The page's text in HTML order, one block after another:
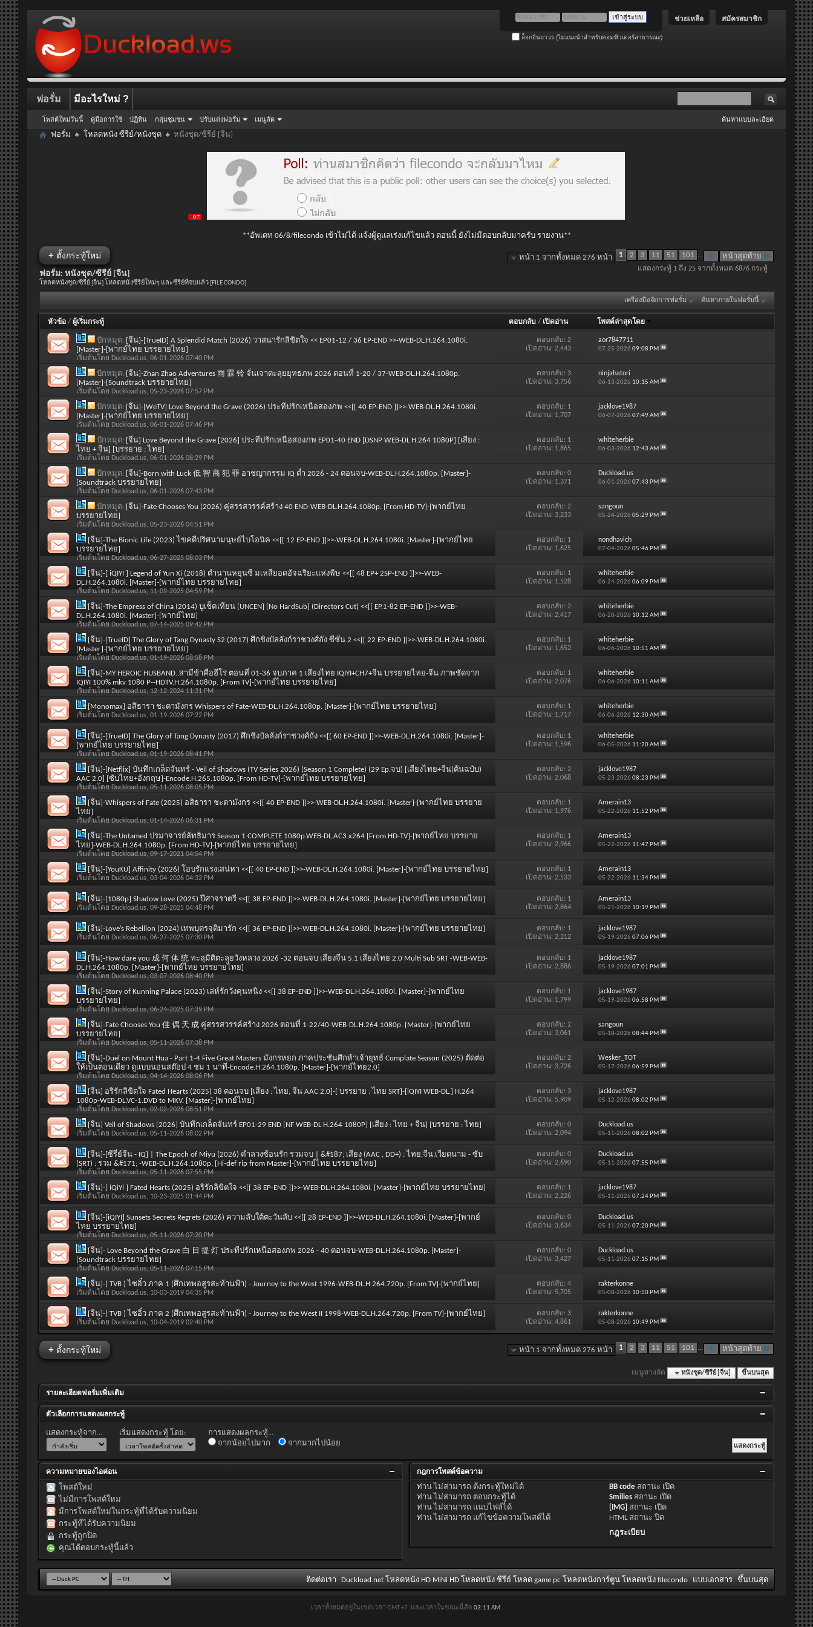
สมัครสมาชิก
ช่วยเหลือ
ล็อกอินถาวร (ไม่แนะนำสำหรับคอมพิวเตอร์สาธารณะ)
ฟอรั่ม
โพสต์ใหม่วันนี้ คู่มือการใช้ ปฏิทิน กลุ่มชุมชน ปรับแต่งฟอรั่ม เมนูลัด
มีอะไรใหม่ ?
ค้นหาแบบละเอียด
ฟอรั่ม โหลดหนัง ซีรีย์/หนังชุด หนังชุด/ซีรีย์ [จีน]
**อัพเดท 06/8/filecondo เข้าไม่ได้ แจ้งผู้ดูแลเร่งแก้ไขแล้ว ตอนนี้ ยังไม่มีตอบกลับมาครับ รายงาน**
+ ตั้งกระทู้ใหม่ หน้า 1 จากทั้งหมด 276 หน้า 1 2 3 11 51 101 ... หน้าสุดท้าย
แสดงกระทู้ 1 ถึง 25 จากทั้งหมด 6876 กระทู้
ฟอรั่ม: หนังชุด/ซีรีย์ [จีน]
โหลดหนังชุด/ซีรีย์ [จีน] โหลดหนังซีรีย์ใหม่ๆ และซีรีย์ที่จบแล้ว [FILE CONDO]
เครื่องมือจัดการฟอรั่ม ค้นหาภายในฟอรั่มนี้
หัวข้อ / ผู้เริ่มกระทู้ ตอบกลับ / เปิดอ่าน โพสต์ล่าสุดโดย
ปักหมุด: [จีน]-[TrueID] A Splendid Match (2026) วาสนารักลิขิตใจ << EP01-12 / 36 EP-END >>-WEB-DL.H.264.1080i.
[Master]-[พากย์ไทย บรรยายไทย]
เริ่มต้นโดย Duckload.us, 06-01-2026 07:40 PM
ตอบกลับ:2
เปิดอ่าน: 2,443
aor7847711
07-25-2026 09:08 PM
ปักหมุด: [จีน]-Zhan Zhao Adventures 雨 霖 铃 จั่นเจาตะลุยยุทธภพ 2026 ตอนที่ 1-20 / 37-WEB-DL.H.264.1080p.
[Master]-[Soundtrack บรรยายไทย]
เริ่มต้นโดย Duckload.us, 05-23-2026 07:57 PM
ตอบกลับ: 3
เปิดอ่าน: 3,756
ninjahatori
06-13-2026 10:15 AM
ปักหมุด: [จีน]-[WeTV] Love Beyond the Grave (2026) ประทีปรักเหนือสองภพ <<[[ 40 EP-END ]]>>-WEB-DL.H.264.1080i.
[Master]-[พากย์ไทย บรรยายไทย]
เริ่มต้นโดย Duckload.us, 06-01-2026 07:46 PM
ตอบกลับ: 1
เปิดอ่าน: 1,707
jacklove1987
06-07-2026 07:49 AM
ปักหมุด: [จีน] Love Beyond the Grave [2026] ประทีปรักเหนือสองภพ EP01-40 END [DSNP WEB-DL H.264 1080P] [เสียง :
ไทย + จีน] [บรรยาย : ไทย]
เริ่มต้นโดย Duckload.us, 06-01-2026 08:29 PM
ตอบกลับ: 1
เปิดอ่าน: 1,865
whiteherbie
06-03-2026 12:43 AM
ปักหมุด: [จีน]-Born with Luck 低 智 商 犯 罪 อาชญากรรม IQ ต่ำ 2026 - 24 ตอนจบ-WEB-DL.H.264.1080p. [Master]-
[Soundtrack บรรยายไทย]
เริ่มต้นโดย Duckload.us, 06-01-2026 07:43 PM
ตอบกลับ:0
เปิดอ่าน: 1,371
Duckload.us
06-01-2026 07:43 PM
ปักหมุด: [จีน]-Fate Chooses You (2026) คู่สรรสวรรค์สร้าง 40 END-WEB-DL.H.264.1080p. [From HD-TV]-[พากย์ไทย
บรรยายไทย]
เริ่มต้นโดย Duckload.us, 05-23-2026 04:51 PM
ตอบกลับ:2
เปิดอ่าน: 3,233
sangoun
05-24-2026 05:29 PM
[จีน]-The Bionic Life (2023) ไขคดีปริศนามนุษย์ไบโอนิค <<[[ 12 EP-END ]]>>-WEB-DL.H.264.1080i. [Master]-[พากย์ไทย
บรรยายไทย]
เริ่มต้นโดย Duckload.us, 06-27-2025 08:03 PM
ตอบกลับ: 1
เปิดอ่าน: 1,625
nondhavich
07-04-2026 05:46 PM
[จีน]-[ iQIYI ] Legend of Yun Xi (2018) ตำนานหยุนซี มเหสียอดอัจฉริยะแห่งพิษ <<[[ 48 EP+ 2SP-END ]]>>-WEB-
DL.H.264.1080i. [Master]-[พากย์ไทย บรรยายไทย]
เริ่มต้นโดย Duckload.us, 11-09-2025 04:59 PM
ตอบกลับ: 1
เปิดอ่าน: 1,528
whiteherbie
06-24-2026 06:09 PM
[จีน]-The Empress of China (2014) บูเช็คเทียน [UNCEN] [No HardSub] (Directors Cut) <<[[ EP.1-82 EP-END ]]>>-WEB-
DL.H.264.1080i. [Master]-[พากย์ไทย]
เริ่มต้นโดย Duckload.us, 07-14-2025 09:42 PM
ตอบกลับ:2
เปิดอ่าน: 2,417
whiteherbie
06-20-2026 10:12 AM
[จีน]-[TrueID] The Glory of Tang Dynasty S2 (2017) ศึกชิงบัลลังก์ราชวงศ์ถัง ซีซั่น 2 <<[[ 22 EP-END ]]>>-WEB-DL.H.264.1080i.
[Master]-[พากย์ไทย บรรยายไทย]
เริ่มต้นโดย Duckload.us, 01-19-2026 08:58 PM
ตอบกลับ: 1
เปิดอ่าน: 1,652
whiteherbie
06-06-2026 10:51 AM
[จีน]-MY HEROIC HUSBAND..สามีข้าคือฮีโร่ ตอนที่ 01-36 จบภาค 1 เสียงไทย IQIYI+CH7+จีน บรรยายไทย-จีน ภาพชัดจาก
IQIYI 100% mkv 1080 P--HDTV.H.264.1080p. [From TV]-[พากย์ไทย บรรยายไทย]
เริ่มต้นโดย Duckload.us, 12-12-2024 11:31 PM
ตอบกลับ: 1
เปิดอ่าน: 2,076
whiteherbie
06-06-2026 10:11 AM
[Monomax] อสิธารา ชะตามังกร Whispers of Fate-WEB-DL.H.264.1080p. [Master]-[พากย์ไทย บรรยายไทย]
เริ่มต้นโดย Duckload.us, 01-19-2026 07:22 PM
ตอบกลับ: 1
เปิดอ่าน: 1,717
whiteherbie
06-06-2026 12:30 AM
[จีน]-[TrueID] The Glory of Tang Dynasty (2017) ศึกชิงบัลลังก์ราชวงศ์ถัง <<[[ 60 EP-END ]]>>-WEB-DL.H.264.1080i. [Master]-
[พากย์ไทย บรรยายไทย]
เริ่มต้นโดย Duckload.us, 01-19-2026 08:41 PM
ตอบกลับ: 1
เปิดอ่าน: 1,596
whiteherbie
06-05-2026 11:20 AM
[จีน]-[Netflix] บันทึกเกล็ดจันทร์ - Veil of Shadows (TV Series 2026) (Season 1 Complete) (29 Ep.จบ) [เสียงไทย+จีน(ต้นฉบับ)
AAC 2.0] [ซับไทย+อังกฤษ]-Encode.H.265.1080p. [From HD-TV]-[พากย์ไทย บรรยายไทย]
เริ่มต้นโดย Duckload.us, 05-11-2026 08:05 PM
ตอบกลับ:2
เปิดอ่าน: 2,068
jacklove1987
05-23-2026 08:23 PM
[จีน]-Whispers of Fate (2025) อสิธารา ชะตามังกร <<[[ 40 EP-END ]]>>-WEB-DL.H.264.1080i. [Master]-[พากย์ไทย บรรยาย
ไทย]
เริ่มต้นโดย Duckload.us, 01-14-2026 06:31 PM
ตอบกลับ: 1
เปิดอ่าน: 1,976
Amerain13
05-22-2026 11:52 PM
[จีน]-The Untamed ปรมาจารย์ลัทธิมาร Season 1 COMPLETE 1080p.WEB-DL.AC3.x264 [From HD-TV]-[พากย์ไทย บรรยาย
ไทย]-WEB-DL.H.264.1080p. [From HD-TV]-[พากย์ไทย บรรยายไทย]
เริ่มต้นโดย Duckload.us, 09-17-2021 04:54 PM
ตอบกลับ: 1
เปิดอ่าน: 2,966
Amerain13
05-22-2026 11:47 PM
[จีน]-[YouKU] Affinity (2026) โอบรักแรงเสน่หา <<[[ 40 EP-END ]]>>-WEB-DL.H.264.1080i. [Master]-[พากย์ไทย บรรยายไทย]
เริ่มต้นโดย Duckload.us, 03-04-2026 04:32 PM
ตอบกลับ: 1
เปิดอ่าน: 2,533
Amerain13
05-22-2026 11:34 PM
[จีน]-[1080p] Shadow Love (2025) ปีศาจราตรี <<[[ 38 EP-END ]]>>-WEB-DL.H.264.1080i. [Master]-[พากย์ไทย บรรยายไทย]
เริ่มต้นโดย Duckload.us, 09-28-2025 04:48 PM
ตอบกลับ: 1
เปิดอ่าน: 2,864
Amerain13
05-21-2026 10:19 PM
[จีน]-Love’s Rebellion (2024) เทพบุตรจุติมารัก <<[[ 36 EP-END ]]>>-WEB-DL.H.264.1080i. [Master]-[พากย์ไทย บรรยายไทย]
เริ่มต้นโดย Duckload.us, 06-27-2025 07:30 PM
ตอบกลับ: 1
เปิดอ่าน: 2,212
jacklove1987
05-19-2026 07:06 PM
[จีน]-How dare you 成 何 体 统 ทะลุมิติตะลุยวังหลวง 2026 -32 ตอนจบ เสียงจีน 5.1 เสียงไทย 2.0 Multi Sub SRT -WEB-WEB-
DL.H.264.1080p. [Master]-[พากย์ไทย บรรยายไทย]
เริ่มต้นโดย Duckload.us, 03-07-2026 08:40 PM
ตอบกลับ: 1
เปิดอ่าน: 2,886
jacklove1987
05-19-2026 07:01 PM
[จีน]-Story of Kunning Palace (2023) เล่ห์รักวังคุนหนิง <<[[ 38 EP-END ]]>>-WEB-DL.H.264.1080i. [Master]-[พากย์ไทย
บรรยายไทย]
เริ่มต้นโดย Duckload.us, 06-24-2025 07:39 PM
ตอบกลับ: 1
เปิดอ่าน: 1,799
jacklove1987
05-19-2026 06:58 PM
[จีน]-Fate Chooses You 佳 偶 天 成 คู่สรรสวรรค์สร้าง 2026 ตอนที่ 1-22/40-WEB-DL.H.264.1080p. [Master]-[พากย์ไทย
บรรยายไทย]
เริ่มต้นโดย Duckload.us, 05-11-2026 07:38 PM
ตอบกลับ:2
เปิดอ่าน: 3,061
sangoun
05-18-2026 08:44 PM
[จีน]-Duel on Mount Hua - Part 1-4 Five Great Masters มังกรหยก ภาคประชันศึกห้าเจ้ายุทธ์ Complate Season (2025) ตัดต่อ
ให้เป็นตอนเดียว ดูแบบนอนสต๊อป 4 ชม 1 นาที-Encode.H.264.1080p. [Master]-[พากย์ไทย2.0]
เริ่มต้นโดย Duckload.us, 04-14-2026 08:06 PM
ตอบกลับ:2
เปิดอ่าน: 3,726
Wesker_TOT
05-17-2026 06:59 PM
[จีน] อริรักลิขิตใจ Fated Hearts (2025) 38 ตอนจบ [เสียง : ไทย, จีน AAC 2.0]-[ บรรยาย : ไทย SRT]-[iQIYI WEB-DL.] H.264
1080p-WEB-DL.VC-1.DVD to MKV. [Master]-[พากย์ไทย]
เริ่มต้นโดย Duckload.us, 02-02-2026 08:51 PM
ตอบกลับ: 3
เปิดอ่าน: 5,909
jacklove1987
05-12-2026 08:02 PM
[จีน] Veil of Shadows [2026] บันทึกเกล็ดจันทร์ EP01-29 END [NF WEB-DL H.264 1080P] [เสียง : ไทย + จีน] [บรรยาย : ไทย]
เริ่มต้นโดย Duckload.us, 05-11-2026 08:02 PM
ตอบกลับ:0
เปิดอ่าน: 2,094
Duckload.us
05-11-2026 08:02 PM
[จีน]-[ซีรี่ย์จีน - IQ] | The Epoch of Miyu (2026) คำลวงซ้อนรัก รวมจบ | &#187; เสียง (AAC , DD+) : ไทย,จีน,เวียดนาม - ซับ
(SRT) : รวม &#171; -WEB-DL.H.264.1080p. [Hi-def rip from Master]-[พากย์ไทย บรรยายไทย]
เริ่มต้นโดย Duckload.us, 05-11-2026 07:55 PM
ตอบกลับ:0
เปิดอ่าน: 2,690
Duckload.us
05-11-2026 07:55 PM
[จีน]-[ iQiYi ] Fated Hearts (2025) อริรักลิขิตใจ <<[[ 38 EP-END ]]>>-WEB-DL.H.264.1080i. [Master]-[พากย์ไทย บรรยายไทย]
เริ่มต้นโดย Duckload.us, 10-23-2025 01:44 PM
ตอบกลับ: 1
เปิดอ่าน: 2,226
jacklove1987
05-11-2026 07:24 PM
[จีน]-[iQIYI] Sunsets Secrets Regrets (2026) ความลับใต้ตะวันลับ <<[[ 28 EP-END ]]>>-WEB-DL.H.264.1080i. [Master]-[พากย์
ไทย บรรยายไทย]
เริ่มต้นโดย Duckload.us, 05-11-2026 07:20 PM
ตอบกลับ:0
เปิดอ่าน: 3,634
Duckload.us
05-11-2026 07:20 PM
[จีน]- Love Beyond the Grave 白 日 提 灯 ประทีปรักเหนือสองภพ 2026 - 40 ตอนจบ-WEB-DL.H.264.1080p. [Master]-
[Soundtrack บรรยายไทย]
เริ่มต้นโดย Duckload.us, 05-11-2026 07:15 PM
ตอบกลับ:0
เปิดอ่าน: 3,427
Duckload.us
05-11-2026 07:15 PM
[จีน]-( TVB ) ไซอิ๋ว ภาค 1 (ศึกเทพอสูรสะท้านฟ้า) - Journey to the West 1996-WEB-DL.H.264.720p. [From TV]-[พากย์ไทย]
เริ่มต้นโดย Duckload.us, 10-03-2019 04:35 PM
ตอบกลับ:4
เปิดอ่าน: 5,705
rakterkonne
05-08-2026 10:50 PM
[จีน]-( TVB ) ไซอิ๋ว ภาค 2 (ศึกเทพอสูรสะท้านฟ้า) - Journey to the West II 1998-WEB-DL.H.264.720p. [From TV]-[พากย์ไทย]
เริ่มต้นโดย Duckload.us, 10-04-2019 02:40 PM
ตอบกลับ: 3
เปิดอ่าน: 4,861
rakterkonne
05-08-2026 10:49 PM
+ ตั้งกระทู้ใหม่ หน้า 1 จากทั้งหมด 276 หน้า 1 2 3 11 51 101 ... หน้าสุดท้าย
เมนูทางลัด หนังชุด/ซีรีย์ [จีน] ขึ้นบนสุด
รายละเอียดฟอรั่มเพิ่มเติม
ตัวเลือกการแสดงผลกระทู้
แสดงกระทู้จาก... เริ่มแสดงกระทู้ โดย:
การแสดงผลกระทู้...
จากน้อยไปมาก
จากมากไปน้อย
ความหมายของไอค่อน
โพสต์ใหม่
ไม่มีการโพสต์ใหม่
มีการโพสต์ใหม่ในกระทู้ที่ได้รับความนิยม
กระทู้ที่ได้รับความนิยม
กระทู้ถูกปิด
คุณได้ตอบกระทู้นี้แล้ว
กฎการโพสต์ข้อความ
ท่านไม่สามารถ ตั้งกระทู้ใหม่ได้
ท่านไม่สามารถ ตอบกระทู้ได้
ท่านไม่สามารถ แนบไฟล์ได้
ท่านไม่สามารถ แก้ไขข้อความโพสต์ได้
BB code สถานะ เปิด
Smilies สถานะ เปิด
[IMG] สถานะ เปิด
HTML สถานะปิด
กฎระเบียบ
ติดต่อเรา Duckload.net โหลดหนัง HD MiNi HD โหลดหนัง ซีรีย์ โหลด game pc โหลดหนังการ์ตูน โหลดหนัง filecondo แบบเอกสาร ขึ้นบนสุด
เวลาทั้งหมดอยู่ในเขตเวลา GMT +7. และเวลาในขณะนี้คือ 03:11 AM.